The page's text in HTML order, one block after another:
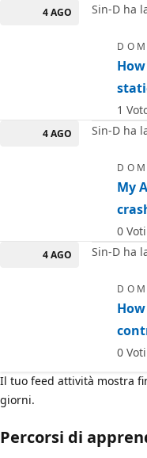
4 AGO Sin-D ha
1
4 AGO Sin-D ha
My
0 Voti
4 AGO Sin-D ha
0 Voti
Il tuo feed attività mostra
giorni.
Percorsi di